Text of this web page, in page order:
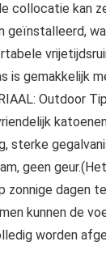
collocatie kan
geïnstalleerd,
is gemakkelijk
Outdoor
sterke
geen
zonnige dagen
kunnen de
worden